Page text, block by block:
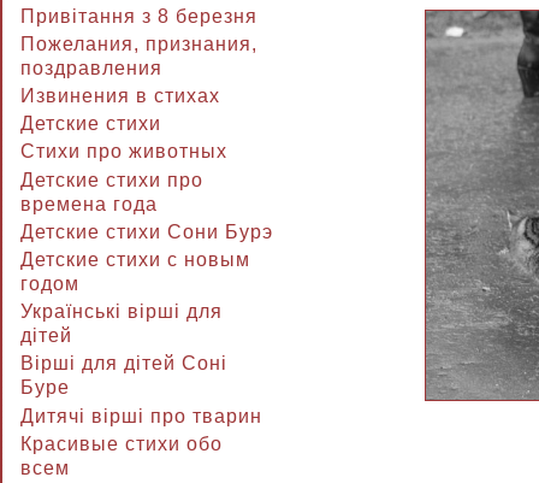
Привітання з 8 березня
Пожелания, признания,
поздравления
Извинения в стихах
Детские стихи
Стихи про животных
Детские стихи про
времена года
Детские стихи Сони Бурэ
Детские стихи с новым
годом
Українські вірші для
дітей
Вірші для дітей Соні
Буре
Дитячі вірші про тварин
Красивые стихи обо
всем